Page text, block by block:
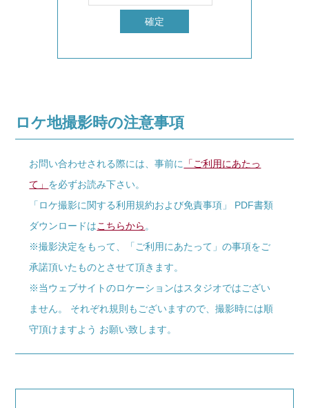
ロケ地撮影時の注意事項
お問い合わせされる際には、事前に 「ご利用にあたっ
て」 を必ずお読み下さい。
「ロケ撮影に関する利用規約および免責事項」 PDF書類
ダウンロードはこちらから。
※撮影決定をもって、「ご利用にあたって」の事項をご
承諾頂いたものとさせて頂きます。
※当ウェブサイトのロケーションはスタジオではござい
ません。 それぞれ規則もございますので、撮影時には順
守頂けますよう お願い致します。